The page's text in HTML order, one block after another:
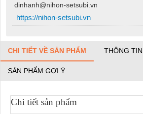
dinhanh@nihon-setsubi.vn
https://nihon-setsubi.vn
CHI TIẾT VỀ SẢN PHẨM THÔNG
SẢN PHẨM GỢI Ý
Chi tiết sản phẩm